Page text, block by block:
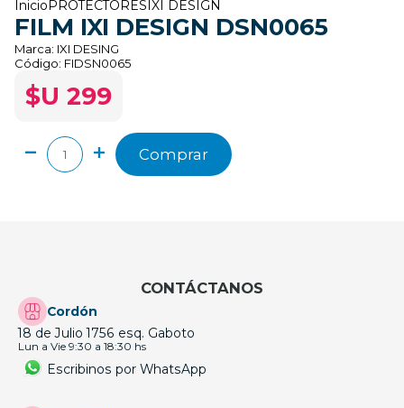
Inicio PROTECTORES IXI DESIGN
FILM IXI DESIGN DSN0065
Marca: IXI DESING
Código: FIDSN0065
$U 299
Comprar
CONTÁCTANOS
Cordón
18 de Julio 1756 esq. Gaboto
Lun a Vie 9:30 a 18:30 hs
Escribinos por WhatsApp